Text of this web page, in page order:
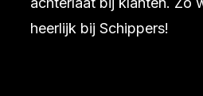
heerlijk bij Schippers!